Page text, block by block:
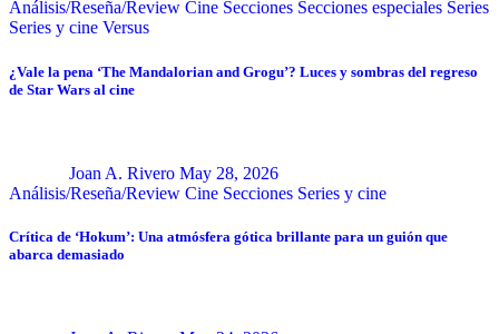
Análisis/Reseña/Review Cine Secciones Secciones especiales Series
Series y cine Versus
¿Vale la pena ‘The Mandalorian and Grogu’? Luces y sombras del regreso
de Star Wars al cine
Joan A. Rivero May 28, 2026
Análisis/Reseña/Review Cine Secciones Series y cine
Crítica de ‘Hokum’: Una atmósfera gótica brillante para un guión que
abarca demasiado